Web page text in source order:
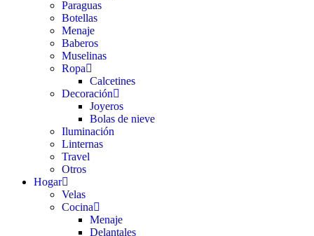
Paraguas
Botellas
Menaje
Baberos
Muselinas
Ropa
Calcetines
Decoración
Joyeros
Bolas de nieve
Iluminación
Linternas
Travel
Otros
Hogar
Velas
Cocina
Menaje
Delantales